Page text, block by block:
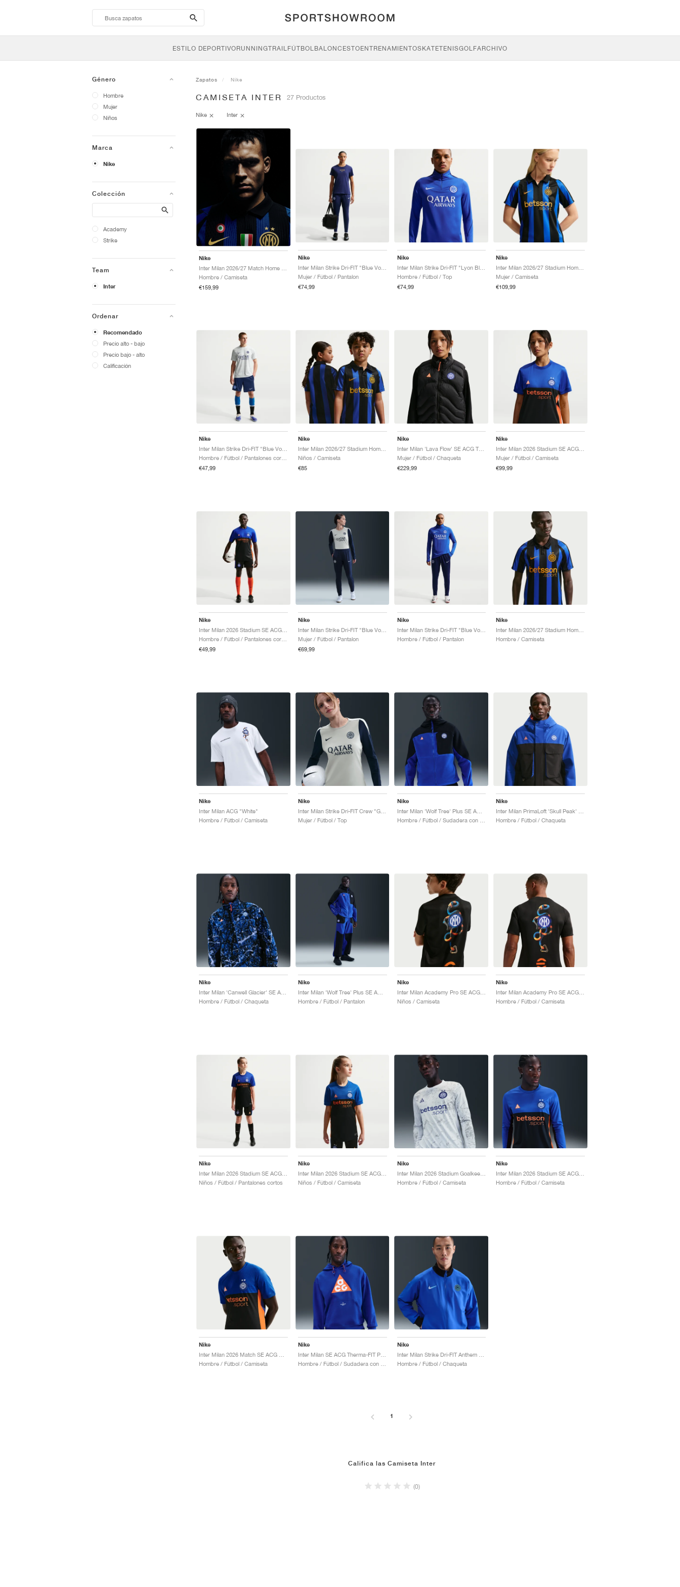
search-
btn
ESTILO DEPORTIVORUNNINGTRAILFÚTBOLBALONCESTOENTRENAMIENTOSKATETENISGOLFARCHIVO
Género
Hombre
Mujer
Niños
Marca
Nike
Colección
Search
Academy
Strike
Team
Inter
Ordenar
Recomendado
Precio alto - bajo
Precio bajo - alto
Calificación
Zapatos Nike
CAMISETA INTER 27 Productos
Nike Inter
Nike
Hombre / Camiseta
€159,99
Nike
Inter Milan Strike Dri-FIT "Blue Void & Lyon Blue"
Mujer / Fútbol / Pantalon
€74,99
Nike
Inter Milan Strike Dri-FIT "Lyon Blue & Blue Void"
Hombre / Fútbol / Top
€74,99
Nike
Mujer / Camiseta
€109,99
Nike
€47,99
Nike
Inter Milan 2026/27 Stadium Home Dri-FIT Replica "Lyon Blue & Black"
Niños / Camiseta
€85
Nike
Inter Milan 'Lava Flow' SE ACG Therma-FIT ADV "Black & Safety Orange"
Mujer / Fútbol / Chaqueta
€229,99
Nike
Mujer / Fútbol / Camiseta
€99,99
Nike
€49,99
Nike
Inter Milan Strike Dri-FIT "Blue Void & Ghost Aqua"
Mujer / Fútbol / Pantalon
€69,99
Nike
Inter Milan Strike Dri-FIT "Blue Void & Lyon Blue"
Hombre / Fútbol / Pantalon
Nike
Hombre / Camiseta
Nike
Inter Milan ACG "White"
Hombre / Fútbol / Camiseta
Nike
Inter Milan Strike Dri-FIT Crew "Grey Haze & Blue Void"
Mujer / Fútbol / Top
Nike
Inter Milan 'Wolf Tree' Plus SE ACG Full-Zip "Black & Hyper Blue"
Nike
Hombre / Fútbol / Chaqueta
Nike
Hombre / Fútbol / Chaqueta
Nike
Inter Milan 'Wolf Tree' Plus SE ACG Fleece "Hyper Blue & Safety Orange"
Hombre / Fútbol / Pantalon
Nike
Inter Milan Academy Pro SE ACG Dri-FIT Pre-Match "Black & Safety Orange"
Niños / Camiseta
Nike
Hombre / Fútbol / Camiseta
Nike
Niños / Fútbol / Pantalones cortos
Nike
Inter Milan 2026 Stadium SE ACG Dri-FIT Replica "Hyper Blue & Safety Orange"
Niños / Fútbol / Camiseta
Nike
Inter Milan 2026 Stadium Goalkeeper SE ACG Dri-FIT Replica "White & Hyper Blue"
Hombre / Fútbol / Camiseta
Nike
Hombre / Fútbol / Camiseta
Nike
Hombre / Fútbol / Camiseta
Nike
Inter Milan SE ACG Therma-FIT Pullover "Hyper Blue & Safety Orange"
Nike
Hombre / Fútbol / Chaqueta
1
Califica las Camiseta Inter
(0)